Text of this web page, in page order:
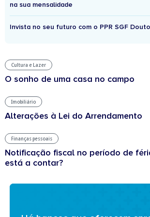
na sua mensalidade
Invista no seu futuro com o PPR SGF
Cultura e Lazer
O sonho de uma casa no campo
Imobiliário
Alterações à Lei do Arrendamento
Finanças pessoais
Notificação fiscal no período de
está a contar?